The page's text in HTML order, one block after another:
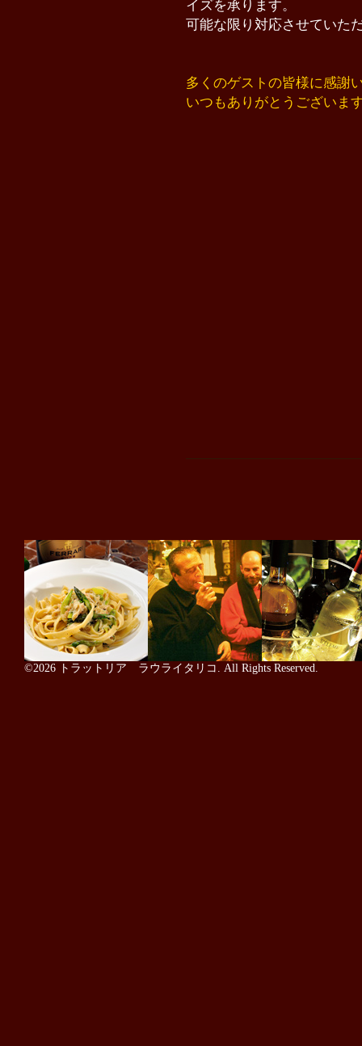
イズを承ります。
可能な限り対応させていた
多くのゲストの皆様に感謝
いつもありがとうございま
©2026 トラットリア ラウライタリコ . All Rights Reserved.